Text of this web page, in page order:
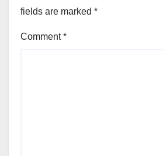
fields are marked *
Comment*